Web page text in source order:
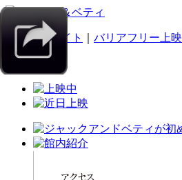
スマホサイト バリアフリー上映